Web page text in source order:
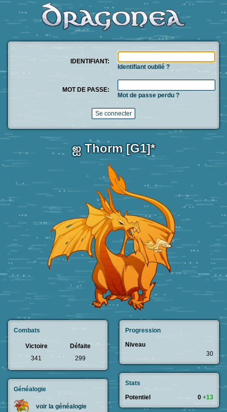
IDENTIFIANT:
Identifiant oublié ?
MOT DE PASSE:
Mot de passe perdu ?
ஐ Thorm [G1]*
Combats
Victoire
Défaite
341
299
Généalogie
voir la généalogie
Progression
Niveau
30
Stats
Potentiel
0 +13